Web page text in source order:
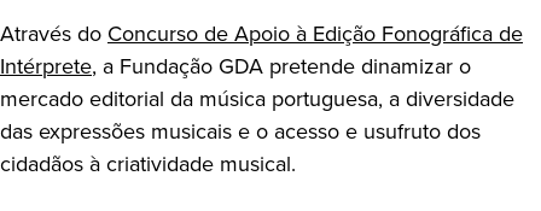
Através do Concurso de Apoio à Edição Fonográfica de
Intérprete, a Fundação GDA pretende dinamizar o
mercado editorial da música portuguesa, a diversidade
das expressões musicais e o acesso e usufruto dos
cidadãos à criatividade musical.